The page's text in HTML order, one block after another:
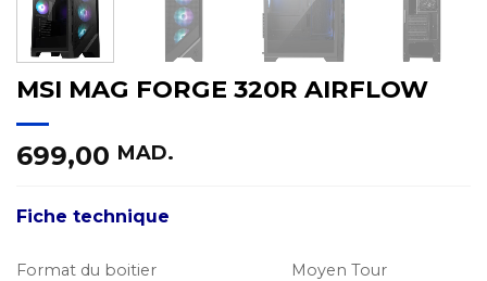
MSI MAG FORGE 320R AIRFLOW
699,00 MAD.
Fiche technique
Format du boitier
Moyen Tour